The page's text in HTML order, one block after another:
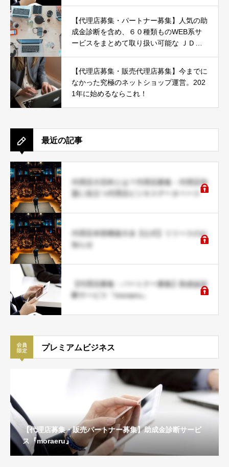
【代理店募集・パートナー募集】人気の助
成金診断を含め、６０種類ものWEB系サ
ービスをまとめて取り扱い可能な ＪＤネ
【代理店募集・販売代理店募集】今までに
なかった究極のネットショップ運営。202
1年に始めるならこれ！
最近の記事
代理店大百科とは？代理店募集・代理店加
盟に役立つ代理店ビジネスデータベース
代理店本部構築大全【公式】リリースのお
知らせ
【代理店募集・パートナー募集】助成金診
断サービス『moraeru』
プレミアムビジネス
【代理店募集・販売パートナー募集】助成金診断サービ
ス『moraeru』